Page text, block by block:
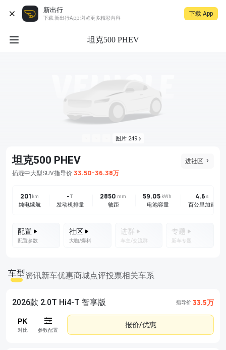
新出行
下载 新出行App 浏览更多精彩内容
下载 App
坦克500 PHEV
图片 249
进社区
坦克500 PHEV
插混中大型SUV指导价 33.50-36.38万
201 km
纯电续航
-T
发动机排量
2850 mm
轴距
59.05 kWh
电池容量
4.6 s
百公里加速
配置
配置参数
社区
大咖/爆料
进群
车主/交流群
专题
新车专题
车型资讯新车优惠商城点评投票相关车系
2026款 2.0T Hi4-T 智享版 指导价 33.5万
对比 参数配置
报价/优惠